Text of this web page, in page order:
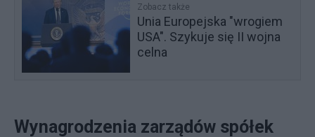
Zobacz także
Unia Europejska "wrogiem
USA". Szykuje się II wojna
celna
Wynagrodzenia zarządów spółek